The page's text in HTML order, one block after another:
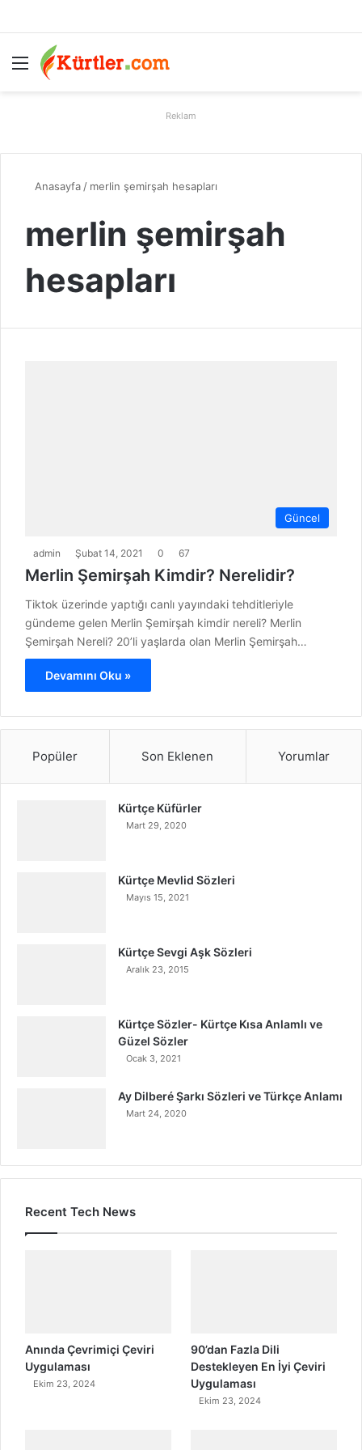
Menü
Reklam
Anasayfa / merlin şemirşah hesapları
merlin şemirşah
hesapları
Güncel
admin Şubat 14, 2021 0 67
Merlin Şemirşah Kimdir? Nerelidir?
Tiktok üzerinde yaptığı canlı yayındaki tehditleriyle
gündeme gelen Merlin Şemirşah kimdir nereli? Merlin
Şemirşah Nereli? 20’li yaşlarda olan Merlin Şemirşah…
Devamını Oku »
Popüler Son Eklenen Yorumlar
Kürtçe Küfürler
Mart 29, 2020
Kürtçe Mevlid Sözleri
Mayıs 15, 2021
Kürtçe Sevgi Aşk Sözleri
Aralık 23, 2015
Kürtçe Sözler- Kürtçe Kısa Anlamlı ve
Güzel Sözler
Ocak 3, 2021
Ay Dilberé Şarkı Sözleri ve Türkçe Anlamı
Mart 24, 2020
Recent Tech News
Anında Çevrimiçi Çeviri
Uygulaması
Ekim 23, 2024
90’dan Fazla Dili
Destekleyen En İyi Çeviri
Uygulaması
Ekim 23, 2024